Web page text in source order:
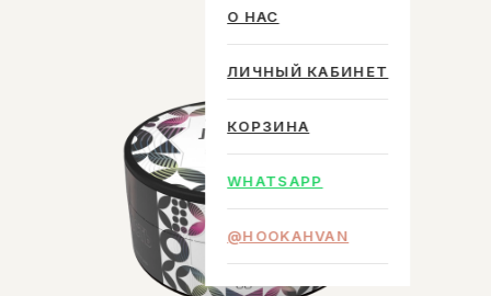
О НАС
ЛИЧНЫЙ КАБИНЕТ
КОРЗИНА
WHATSAPP
@HOOKAHVAN